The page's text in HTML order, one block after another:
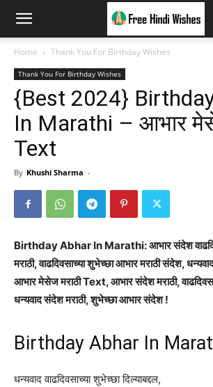
Home Thank You For Birthday Wishes
Thank You For Birthday Wishes
{Best 2024}
In Marathi – आभार
Text
By Khushi Sharma -
Birthday Abhar In Marathi: आभार संदेश
मराठी, वाढदिवसाच्या शुभेच्छा आभार मराठी संदेश,
आभार मेसेज मराठी Text, आभार संदेश मराठी,
धन्यवाद संदेश मराठी, शुभेच्छा आभार संदेश !
Birthday Abhar In
धन्यवाद वाढदिवसाच्या शुभेच्छा दिल्याबद्दल,